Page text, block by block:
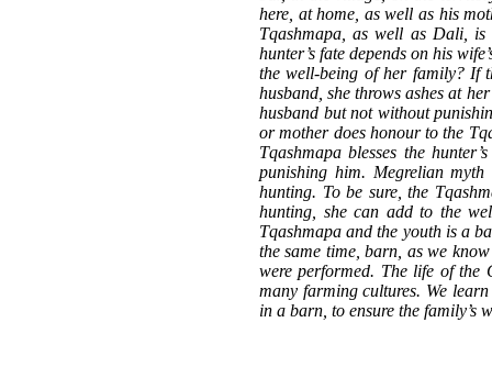
here, at home, as well as his
Tqashmapa, as well as Dali,
hunter’s fate depends on his
the well-being of her family? If
husband, she throws ashes at
husband but not without
or mother does honour to the
Tqashmapa blesses the
punishing him. Megrelian
hunting. To be sure, the
hunting, she can add to the
Tqashmapa and the youth is a
the same time, barn, as we
were performed. The life of the
many farming cultures. We
in a barn, to ensure the family’s